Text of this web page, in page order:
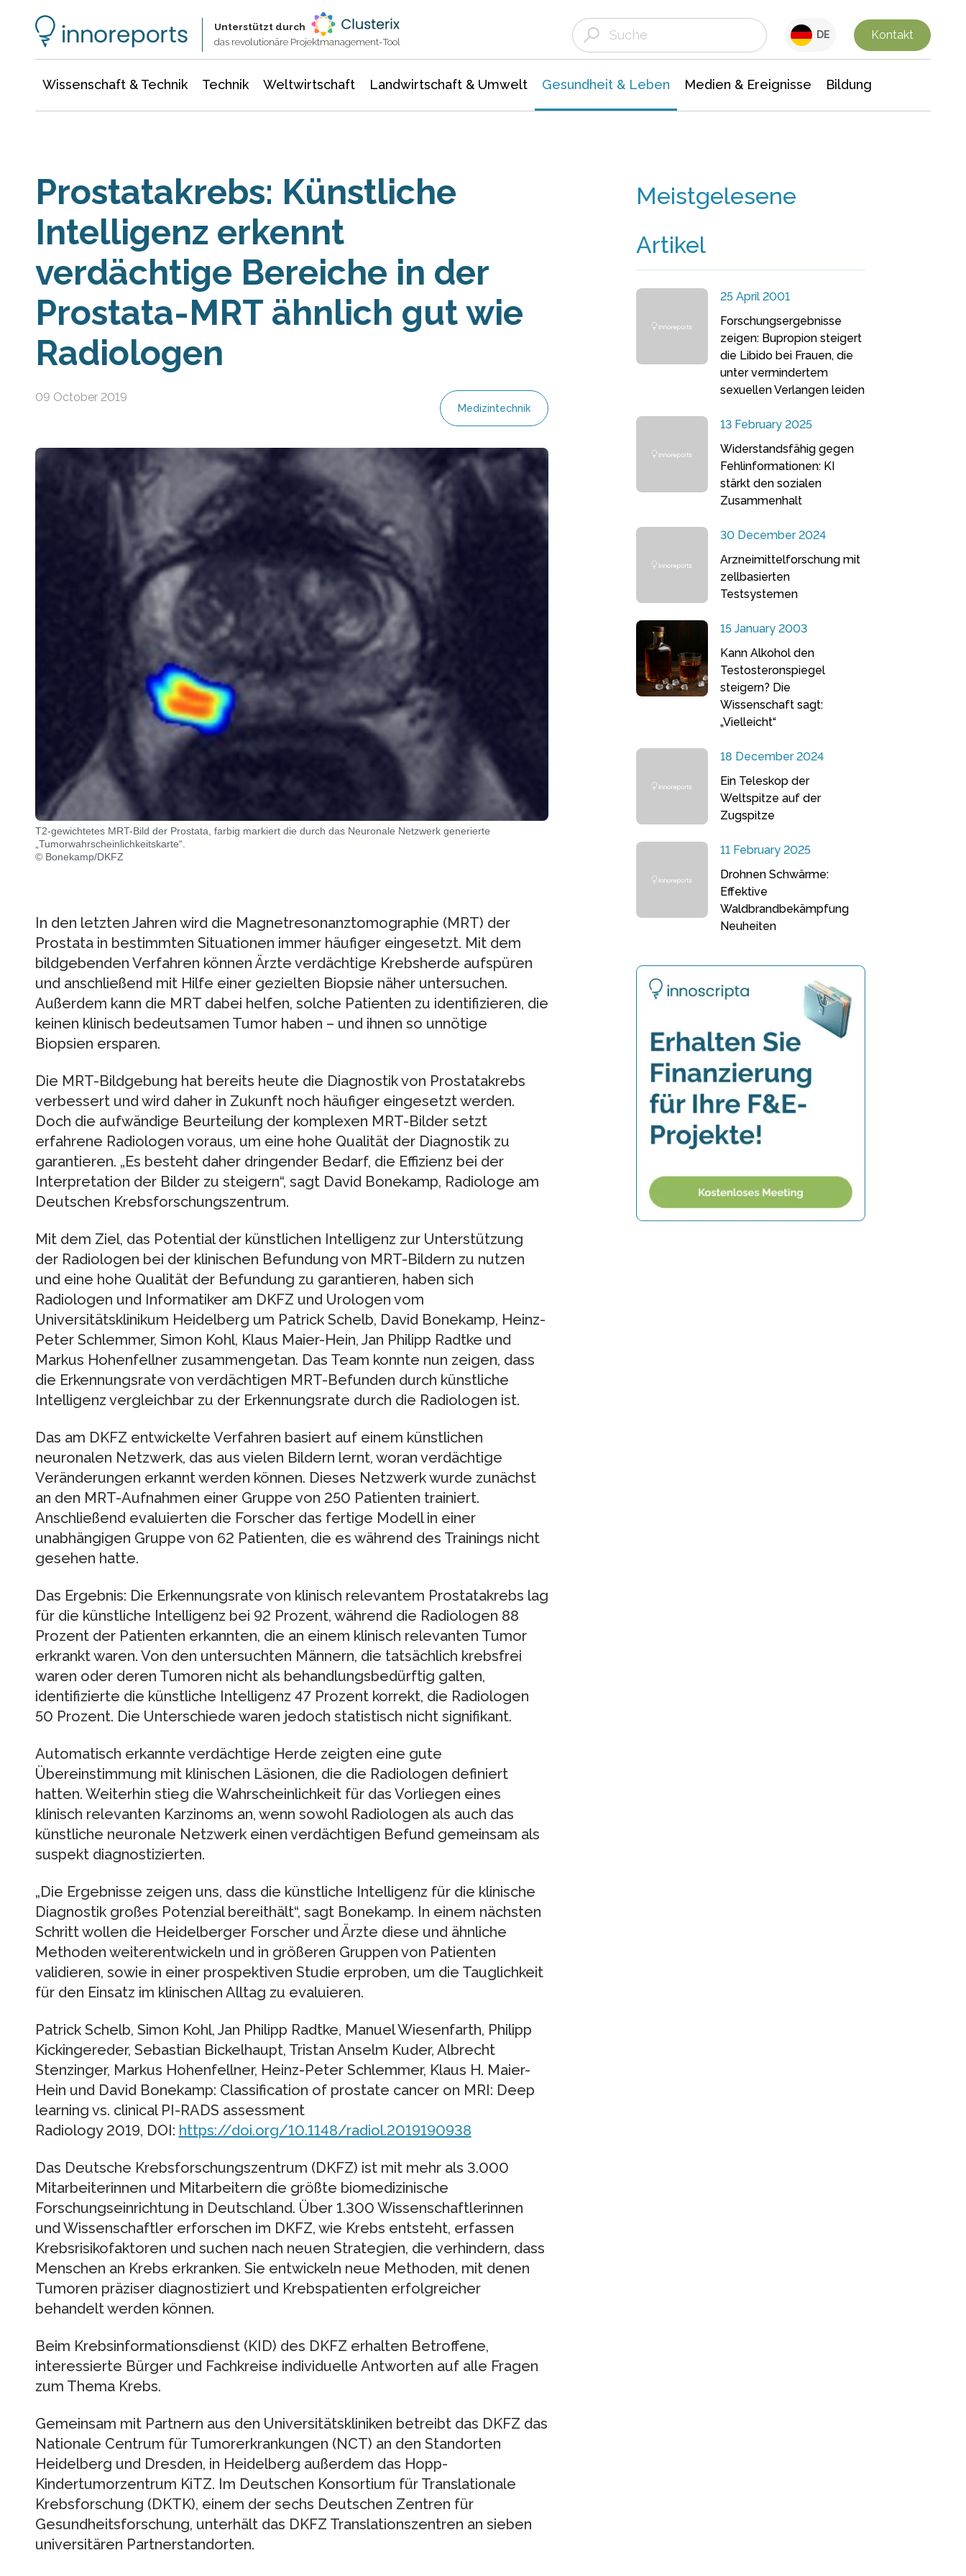
Unterstützt durch
das revolutionäre Projektmanagement-Tool
DE Kontakt
Wissenschaft & Technik Technik Weltwirtschaft Landwirtschaft & Umwelt Gesundheit & Leben Medien & Ereignisse Bildung
Prostatakrebs: Künstliche
Intelligenz erkennt
verdächtige Bereiche in der
Prostata-MRT ähnlich gut wie
Radiologen
09 October 2019
Medizintechnik
T2-gewichtetes MRT-Bild der Prostata, farbig markiert die durch das Neuronale Netzwerk generierte
„Tumorwahrscheinlichkeitskarte“.
© Bonekamp/DKFZ
In den letzten Jahren wird die Magnetresonanztomographie (MRT) der
Prostata in bestimmten Situationen immer häufiger eingesetzt. Mit dem
bildgebenden Verfahren können Ärzte verdächtige Krebsherde aufspüren
und anschließend mit Hilfe einer gezielten Biopsie näher untersuchen.
Außerdem kann die MRT dabei helfen, solche Patienten zu identifizieren, die
keinen klinisch bedeutsamen Tumor haben – und ihnen so unnötige
Biopsien ersparen.
Die MRT-Bildgebung hat bereits heute die Diagnostik von Prostatakrebs
verbessert und wird daher in Zukunft noch häufiger eingesetzt werden.
Doch die aufwändige Beurteilung der komplexen MRT-Bilder setzt
erfahrene Radiologen voraus, um eine hohe Qualität der Diagnostik zu
garantieren. „Es besteht daher dringender Bedarf, die Effizienz bei der
Interpretation der Bilder zu steigern“, sagt David Bonekamp, Radiologe am
Deutschen Krebsforschungszentrum.
Mit dem Ziel, das Potential der künstlichen Intelligenz zur Unterstützung
der Radiologen bei der klinischen Befundung von MRT-Bildern zu nutzen
und eine hohe Qualität der Befundung zu garantieren, haben sich
Radiologen und Informatiker am DKFZ und Urologen vom
Universitätsklinikum Heidelberg um Patrick Schelb, David Bonekamp, Heinz-
Peter Schlemmer, Simon Kohl, Klaus Maier-Hein, Jan Philipp Radtke und
Markus Hohenfellner zusammengetan. Das Team konnte nun zeigen, dass
die Erkennungsrate von verdächtigen MRT-Befunden durch künstliche
Intelligenz vergleichbar zu der Erkennungsrate durch die Radiologen ist.
Das am DKFZ entwickelte Verfahren basiert auf einem künstlichen
neuronalen Netzwerk, das aus vielen Bildern lernt, woran verdächtige
Veränderungen erkannt werden können. Dieses Netzwerk wurde zunächst
an den MRT-Aufnahmen einer Gruppe von 250 Patienten trainiert.
Anschließend evaluierten die Forscher das fertige Modell in einer
unabhängigen Gruppe von 62 Patienten, die es während des Trainings nicht
gesehen hatte.
Das Ergebnis: Die Erkennungsrate von klinisch relevantem Prostatakrebs lag
für die künstliche Intelligenz bei 92 Prozent, während die Radiologen 88
Prozent der Patienten erkannten, die an einem klinisch relevanten Tumor
erkrankt waren. Von den untersuchten Männern, die tatsächlich krebsfrei
waren oder deren Tumoren nicht als behandlungsbedürftig galten,
identifizierte die künstliche Intelligenz 47 Prozent korrekt, die Radiologen
50 Prozent. Die Unterschiede waren jedoch statistisch nicht signifikant.
Automatisch erkannte verdächtige Herde zeigten eine gute
Übereinstimmung mit klinischen Läsionen, die die Radiologen definiert
hatten. Weiterhin stieg die Wahrscheinlichkeit für das Vorliegen eines
klinisch relevanten Karzinoms an, wenn sowohl Radiologen als auch das
künstliche neuronale Netzwerk einen verdächtigen Befund gemeinsam als
suspekt diagnostizierten.
„Die Ergebnisse zeigen uns, dass die künstliche Intelligenz für die klinische
Diagnostik großes Potenzial bereithält“, sagt Bonekamp. In einem nächsten
Schritt wollen die Heidelberger Forscher und Ärzte diese und ähnliche
Methoden weiterentwickeln und in größeren Gruppen von Patienten
validieren, sowie in einer prospektiven Studie erproben, um die Tauglichkeit
für den Einsatz im klinischen Alltag zu evaluieren.
Patrick Schelb, Simon Kohl, Jan Philipp Radtke, Manuel Wiesenfarth, Philipp
Kickingereder, Sebastian Bickelhaupt, Tristan Anselm Kuder, Albrecht
Stenzinger, Markus Hohenfellner, Heinz-Peter Schlemmer, Klaus H. Maier-
Hein und David Bonekamp: Classification of prostate cancer on MRI: Deep
learning vs. clinical PI-RADS assessment
Radiology 2019, DOI: https://doi.org/10.1148/radiol.2019190938
Das Deutsche Krebsforschungszentrum (DKFZ) ist mit mehr als 3.000
Mitarbeiterinnen und Mitarbeitern die größte biomedizinische
Forschungseinrichtung in Deutschland. Über 1.300 Wissenschaftlerinnen
und Wissenschaftler erforschen im DKFZ, wie Krebs entsteht, erfassen
Krebsrisikofaktoren und suchen nach neuen Strategien, die verhindern, dass
Menschen an Krebs erkranken. Sie entwickeln neue Methoden, mit denen
Tumoren präziser diagnostiziert und Krebspatienten erfolgreicher
behandelt werden können.
Beim Krebsinformationsdienst (KID) des DKFZ erhalten Betroffene,
interessierte Bürger und Fachkreise individuelle Antworten auf alle Fragen
zum Thema Krebs.
Gemeinsam mit Partnern aus den Universitätskliniken betreibt das DKFZ das
Nationale Centrum für Tumorerkrankungen (NCT) an den Standorten
Heidelberg und Dresden, in Heidelberg außerdem das Hopp-
Kindertumorzentrum KiTZ. Im Deutschen Konsortium für Translationale
Krebsforschung (DKTK), einem der sechs Deutschen Zentren für
Gesundheitsforschung, unterhält das DKFZ Translationszentren an sieben
universitären Partnerstandorten.
Meistgelesene
Artikel
25 April 2001
Forschungsergebnisse
zeigen: Bupropion steigert
die Libido bei Frauen, die
unter vermindertem
sexuellen Verlangen leiden
13 February 2025
Widerstandsfähig gegen
Fehlinformationen: KI
stärkt den sozialen
Zusammenhalt
30 December 2024
Arzneimittelforschung mit
zellbasierten
Testsystemen
15 January 2003
Kann Alkohol den
Testosteronspiegel
steigern? Die
Wissenschaft sagt:
„Vielleicht“
18 December 2024
Ein Teleskop der
Weltspitze auf der
Zugspitze
11 February 2025
Drohnen Schwärme:
Effektive
Waldbrandbekämpfung
Neuheiten